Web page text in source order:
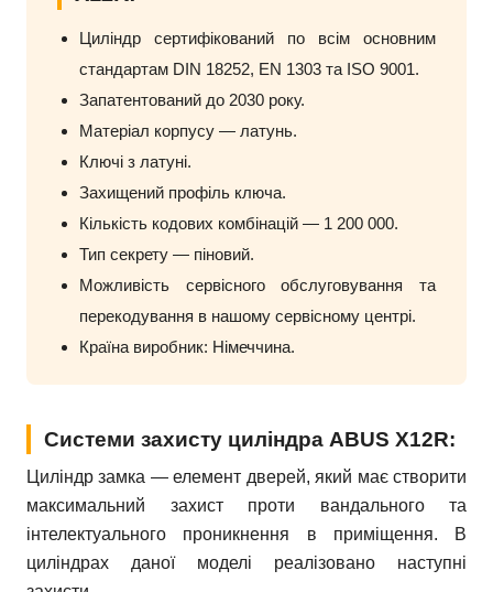
Циліндр сертифікований по всім основним
стандартам DIN 18252, EN 1303 та ISO 9001.
Запатентований до 2030 року.
Матеріал корпусу — латунь.
Ключі з латуні.
Захищений профіль ключа.
Кількість кодових комбінацій — 1 200 000.
Тип секрету — піновий.
Можливість сервісного обслуговування та
перекодування в нашому сервісному центрі.
Країна виробник: Німеччина.
Системи захисту циліндра ABUS X12R:
Циліндр замка — елемент дверей, який має створити
максимальний захист проти вандального та
інтелектуального проникнення в приміщення. В
циліндрах даної моделі реалізовано наступні